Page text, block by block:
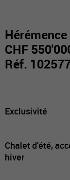
Hérémence
CHF
Réf.
Exclusivité
Chalet d’été,
hiver